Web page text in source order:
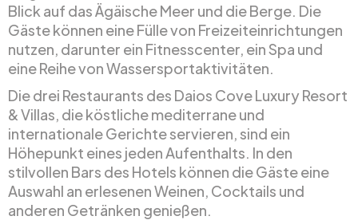
Blick auf das Ägäische Meer und die Berge. Die
Gäste können eine Fülle von Freizeiteinrichtungen
nutzen, darunter ein Fitnesscenter, ein Spa und
eine Reihe von Wassersportaktivitäten.
Die drei Restaurants des Daios Cove Luxury Resort
& Villas, die köstliche mediterrane und
internationale Gerichte servieren, sind ein
Höhepunkt eines jeden Aufenthalts. In den
stilvollen Bars des Hotels können die Gäste eine
Auswahl an erlesenen Weinen, Cocktails und
anderen Getränken genießen.